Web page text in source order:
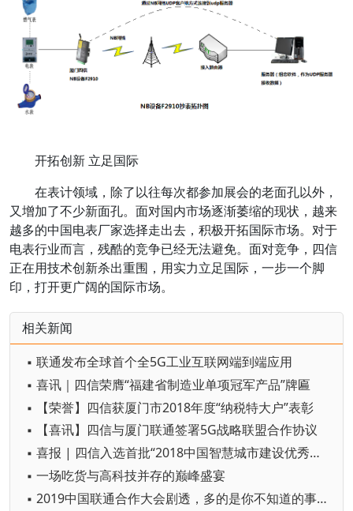
开拓创新 立足国际
在表计领域，除了以往每次都参加展会的老面孔以外，
又增加了不少新面孔。面对国内市场逐渐萎缩的现状，越来
越多的中国电表厂家选择走出去，积极开拓国际市场。对于
电表行业而言，残酷的竞争已经无法避免。面对竞争，四信
正在用技术创新杀出重围，用实力立足国际，一步一个脚
印，打开更广阔的国际市场。
相关新闻
▪ 联通发布全球首个全5G工业互联网端到端应用
▪ 喜讯｜四信荣膺“福建省制造业单项冠军产品”牌匾
▪ 【荣誉】四信获厦门市2018年度“纳税特大户”表彰
▪ 【喜讯】四信与厦门联通签署5G战略联盟合作协议
▪ 喜报 | 四信入选首批“2018中国智慧城市建设优秀诚信企业”
▪ 一场吃货与高科技并存的巅峰盛宴
▪ 2019中国联通合作大会剧透，多的是你不知道的事儿